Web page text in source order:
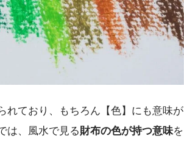
れており、もちろん【色】にも意味が
は、風水で見る財布の色が持つ意味を